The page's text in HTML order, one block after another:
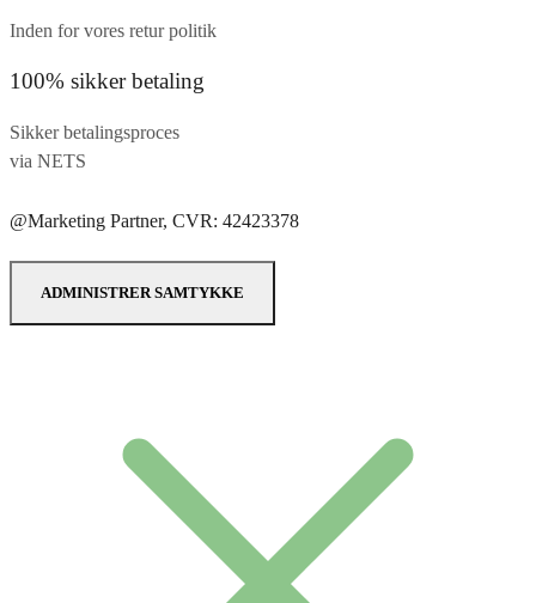
Inden for vores retur politik
100% sikker betaling
Sikker betalingsproces
via NETS
@Marketing Partner, CVR: 42423378
ADMINISTRER SAMTYKKE